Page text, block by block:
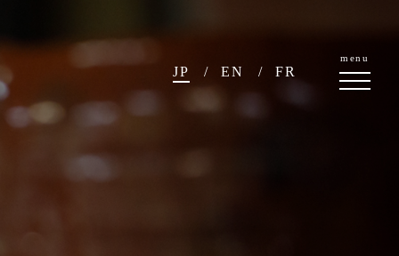
menu
JP EN FR